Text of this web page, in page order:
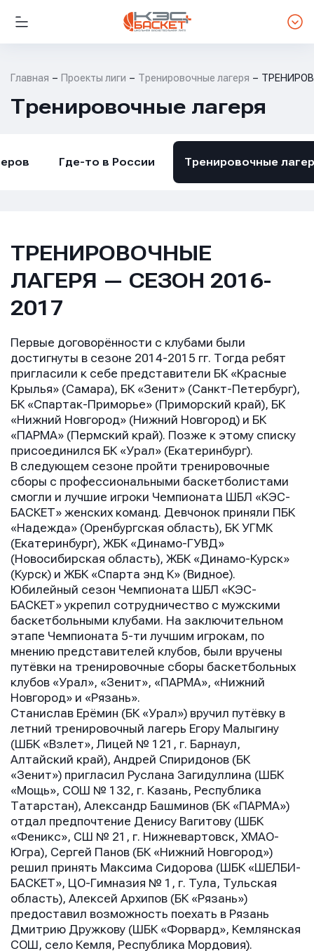
Главная Проекты лиги Тренировочные лагеря
Тренировочные лагеря
Где-то в России Тренировочные
ТРЕНИРОВОЧНЫЕ
ЛАГЕРЯ — СЕЗОН 2016-
2017
Первые договорённости с клубами были
достигнуты в сезоне 2014-2015 гг. Тогда ребят
пригласили к себе представители БК «Красные
Крылья» (Самара), БК «Зенит» (Санкт-Петербург),
БК «Спартак-Приморье» (Приморский край), БК
«Нижний Новгород» (Нижний Новгород) и БК
«ПАРМА» (Пермский край). Позже к этому списку
присоединился БК «Урал» (Екатеринбург).
В следующем сезоне пройти тренировочные
сборы с профессиональными баскетболистами
смогли и лучшие игроки Чемпионата ШБЛ «КЭС-
БАСКЕТ» женских команд. Девчонок приняли ПБК
«Надежда» (Оренбургская область), БК УГМК
(Екатеринбург), ЖБК «Динамо-ГУВД»
(Новосибирская область), ЖБК «Динамо-Курск»
(Курск) и ЖБК «Спарта энд К» (Видное).
Юбилейный сезон Чемпионата ШБЛ «КЭС-
БАСКЕТ» укрепил сотрудничество с мужскими
баскетбольными клубами. На заключительном
этапе Чемпионата 5-ти лучшим игрокам, по
мнению представителей клубов, были вручены
путёвки на тренировочные сборы баскетбольных
клубов «Урал», «Зенит», «ПАРМА», «Нижний
Новгород» и «Рязань».
Станислав Ерёмин (БК «Урал») вручил путёвку в
летний тренировочный лагерь Егору Малыгину
(ШБК «Взлет», Лицей № 121, г. Барнаул,
Алтайский край), Андрей Спиридонов (БК
«Зенит») пригласил Руслана Загидуллина (ШБК
«Мощь», СОШ № 132, г. Казань, Республика
Татарстан), Александр Башминов (БК «ПАРМА»)
отдал предпочтение Денису Вагитову (ШБК
«Феникс», СШ № 21, г. Нижневартовск, ХМАО-
Югра), Сергей Панов (БК «Нижний Новгород»)
решил принять Максима Сидорова (ШБК «ШЕЛБИ-
БАСКЕТ», ЦО-Гимназия № 1, г. Тула, Тульская
область), Алексей Архипов (БК «Рязань»)
предоставил возможность поехать в Рязань
Дмитрию Дружкову (ШБК «Форвард», Кемлянская
СОШ, село Кемля, Республика Мордовия).